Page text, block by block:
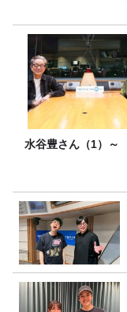
水谷豊さん（1）～